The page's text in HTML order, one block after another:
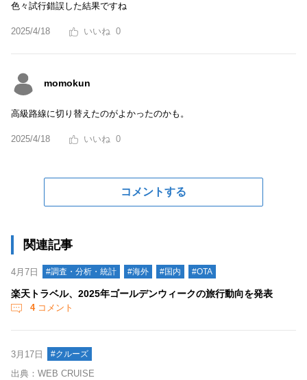
色々試行錯誤した結果ですね
2025/4/18 0
momokun
高級路線に切り替えたのがよかったのかも。
2025/4/18 0
コメントする
関連記事
4月7日 #調査・分析・統計 #海外 #国内 #OTA
楽天トラベル、2025年ゴールデンウィークの旅行動向を発表
4コメント
3月17日 #クルーズ
出典：WEB CRUISE